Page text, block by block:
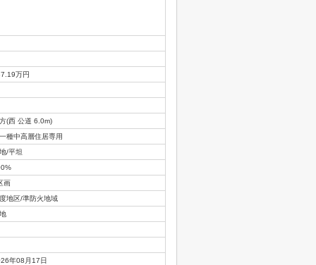
万円
(西 公道 6.0m)
種中高層住居専用
/平坦
画
地区/準防火地域
年08月17日